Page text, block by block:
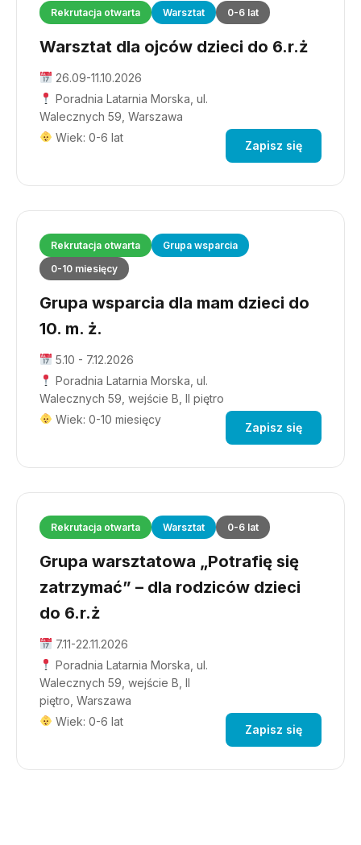
Rekrutacja otwarta Warsztat 0-6 lat
Warsztat dla ojców dzieci do 6.r.ż
26.09-11.10.2026
Poradnia Latarnia Morska, ul.
Walecznych 59, Warszawa
Wiek: 0-6 lat
Zapisz się
Rekrutacja otwarta
Grupa wsparcia
0-10 miesięcy
Grupa wsparcia dla mam dzieci do
10. m. ż.
5.10 - 7.12.2026
Poradnia Latarnia Morska, ul.
Walecznych 59, wejście B, II piętro
Wiek: 0-10 miesięcy
Zapisz się
Rekrutacja otwarta Warsztat 0-6 lat
Grupa warsztatowa „Potrafię się
zatrzymać” – dla rodziców dzieci
do 6.r.ż
7.11-22.11.2026
Poradnia Latarnia Morska, ul.
Walecznych 59, wejście B, II
piętro, Warszawa
Wiek: 0-6 lat
Zapisz się